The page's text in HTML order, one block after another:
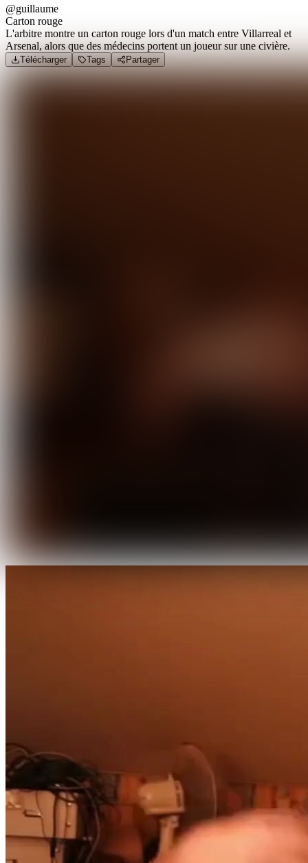
@guillaume
Carton rouge
L'arbitre montre un carton rouge lors d'un match entre Villarreal et
Arsenal, alors que des médecins portent un joueur sur une civière.
Télécharger Tags Partager